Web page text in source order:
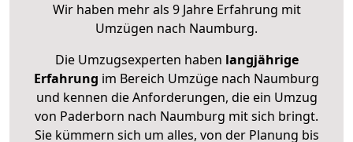
Wir haben mehr als 9 Jahre Erfahrung mit
Umzügen nach Naumburg.
Die Umzugsexperten haben langjährige
Erfahrung im Bereich Umzüge nach Naumburg
und kennen die Anforderungen, die ein Umzug
von Paderborn nach Naumburg mit sich bringt.
Sie kümmern sich um alles, von der Planung bis